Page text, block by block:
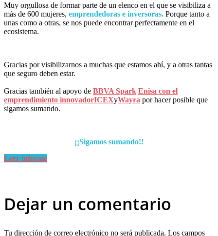
Muy orgullosa de formar parte de un elenco en el que se visibiliza a
más de 600 mujeres, emprendedoras e inversoras. Porque tanto a
unas como a otras, se nos puede encontrar perfectamente en el
ecosistema.
Gracias por visibilizarnos a muchas que estamos ahí, y a otras tantas
que seguro deben estar.
Gracias también al apoyo de BBVA Spark Enisa con el
emprendimiento innovadorICEXyWayra por hacer posible que
sigamos sumando.
¡¡Sigamos sumando!!
Leer informe
Dejar un comentario
Tu dirección de correo electrónico no será publicada. Los campos